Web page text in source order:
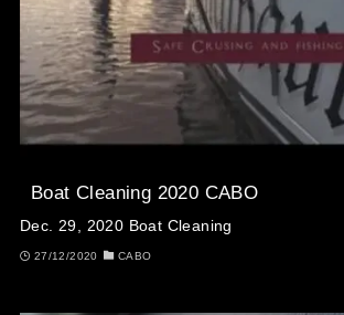
Boat Cleaning 2020 CABO
Dec. 29, 2020 Boat Cleaning
27/12/2020 CABO